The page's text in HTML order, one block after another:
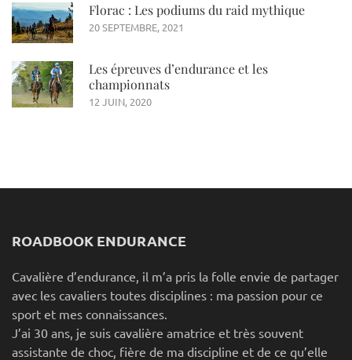
Florac : Les podiums du raid mythique
20 SEPTEMBRE, 2021
Les épreuves d’endurance et les
championnats
12 JUIN, 2020
ROADBOOK ENDURANCE
Cavalière d’endurance, il m’a pris la folle envie de partager
avec les cavaliers toutes disciplines : ma passion pour ce
sport et mes connaissances.
J’ai 30 ans, je suis cavalière amatrice et très souvent
assistante de choc, fière de ma discipline et de ce qu’elle